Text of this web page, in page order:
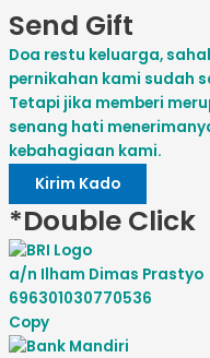
Send Gift
Doa restu keluarga,
pernikahan kami sudah
Tetapi jika memberi
senang hati
kebahagiaan kami.
Kirim Kado
*Double Click
a/n Ilham Dimas Prastyo
696301030770536
Copy